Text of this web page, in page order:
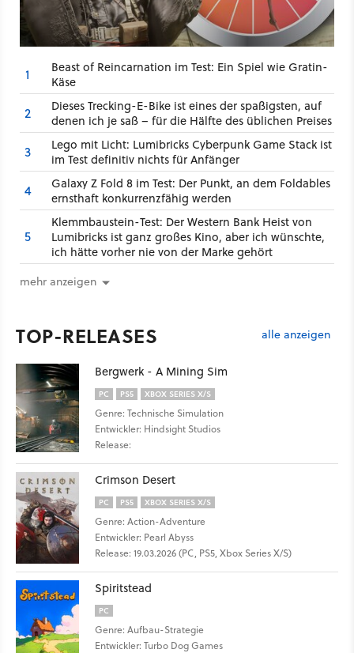
1
Beast of Reincarnation im Test: Ein Spiel wie Gratin-
Käse
2
Dieses Trecking-E-Bike ist eines der spaßigsten, auf
denen ich je saß – für die Hälfte des üblichen Preises
3
Lego mit Licht: Lumibricks Cyberpunk Game Stack ist
im Test definitiv nichts für Anfänger
4
Galaxy Z Fold 8 im Test: Der Punkt, an dem Foldables
ernsthaft konkurrenzfähig werden
5
Klemmbaustein-Test: Der Western Bank Heist von
Lumibricks ist ganz großes Kino, aber ich wünschte,
ich hätte vorher nie von der Marke gehört
mehr anzeigen
TOP-RELEASES alle anzeigen
Bergwerk - A Mining Sim
PC PS5 XBOX SERIES X/S
Genre: Technische Simulation
Entwickler: Hindsight Studios
Release:
Crimson Desert
PC PS5 XBOX SERIES X/S
Genre: Action-Adventure
Entwickler: Pearl Abyss
Release: 19.03.2026 (PC, PS5, Xbox Series X/S)
Spiritstead
PC
Genre: Aufbau-Strategie
Entwickler: Turbo Dog Games